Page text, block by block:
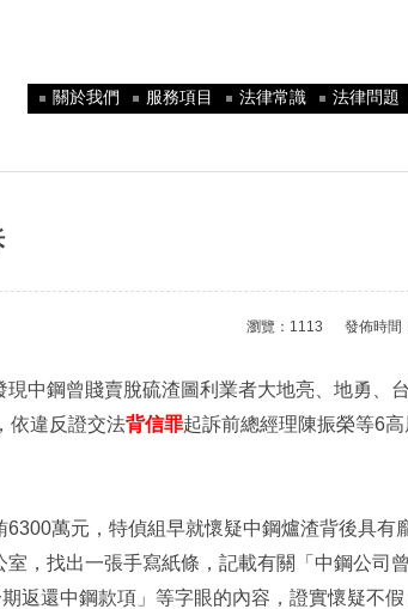
關於我們 服務項目 法律常識 法律問題
瀏覽：1113 發佈時間
中鋼曾賤賣脫硫渣圖利業者大地亮、地勇、
依違反證交法背信罪起訴前總經理陳振榮等6高
萬元，特偵組早就懷疑中鋼爐渣背後具有
，找出一張手寫紙條，記載有關「中鋼公司
返還中鋼款項」等字眼的內容，證實懷疑不